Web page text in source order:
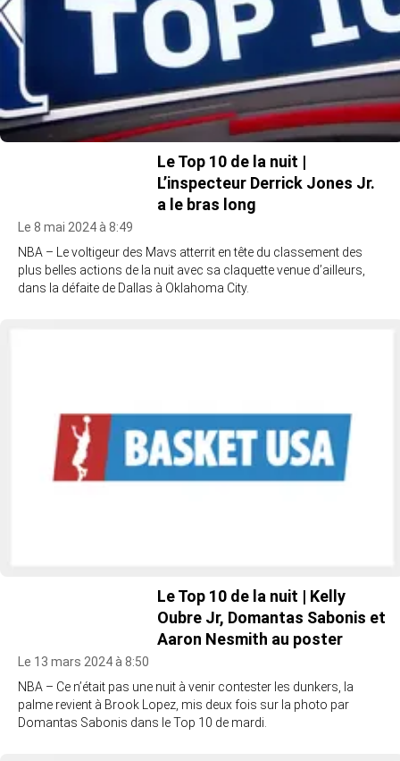
Le Top 10 de la nuit |
L’inspecteur Derrick Jones Jr.
a le bras long
Le 8 mai 2024 à 8:49
NBA – Le voltigeur des Mavs atterrit en tête du classement des
plus belles actions de la nuit avec sa claquette venue d’ailleurs,
dans la défaite de Dallas à Oklahoma City.
Le Top 10 de la nuit | Kelly
Oubre Jr, Domantas Sabonis et
Aaron Nesmith au poster
Le 13 mars 2024 à 8:50
NBA – Ce n’était pas une nuit à venir contester les dunkers, la
palme revient à Brook Lopez, mis deux fois sur la photo par
Domantas Sabonis dans le Top 10 de mardi.